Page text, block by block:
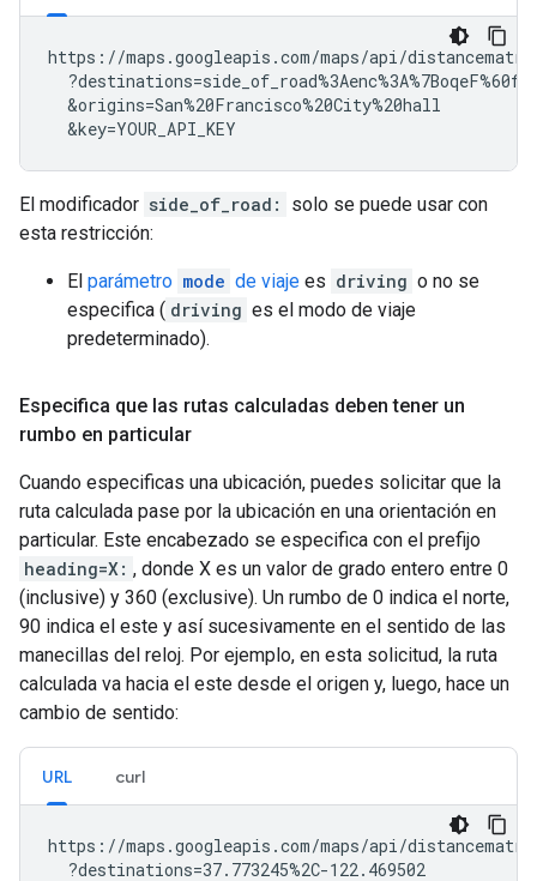
https://maps.googleapis.com/maps/api/
  &origins=San%20Francisco%20City%20hall
  &key=YOUR_API_KEY
El modificador side_of_road:
solo se puede usar con
esta restricción:
El parámetro mode de viaje es driving o no se
especifica ( driving es el modo de viaje
predeterminado).
Especifica que las rutas calculadas deben tener un
rumbo en particular
Cuando especificas una ubicación, puedes solicitar que la
ruta calculada pase por la ubicación en una orientación en
particular. Este encabezado se especifica con el prefijo
heading=X: , donde X es un valor de grado entero entre 0
(inclusive) y 360 (exclusive). Un rumbo de 0 indica el norte,
90 indica el este y así sucesivamente en el sentido de las
manecillas del reloj. Por ejemplo, en esta solicitud, la ruta
calculada va hacia el este desde el origen y, luego, hace un
cambio de sentido:
URL curl
https://maps.googleapis.com/maps/api/
  ?destinations=37.773245%2C-122.469502